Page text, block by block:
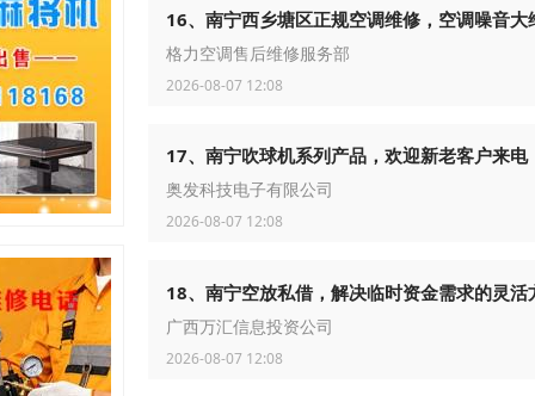
16、南宁西乡塘区正规空调维修，空调噪音大
格力空调售后维修服务部
2026-08-07 12:08
17、南宁吹球机系列产品，欢迎新老客户来电
奥发科技电子有限公司
2026-08-07 12:08
18、南宁空放私借，解决临时资金需求的灵活
广西万汇信息投资公司
2026-08-07 12:08